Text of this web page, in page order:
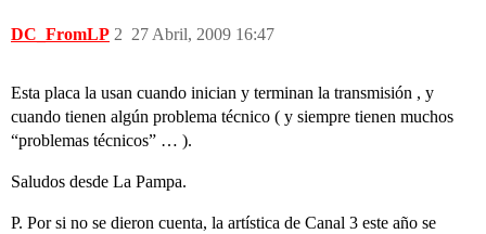
DC_FromLP 27 Abril, 2009 16:47
2
Esta placa la usan cuando inician y terminan la transmisión , y
cuando tienen algún problema técnico ( y siempre tienen muchos
“problemas técnicos” … ).
Saludos desde La Pampa.
P. Por si no se dieron cuenta, la artística de Canal 3 este año se